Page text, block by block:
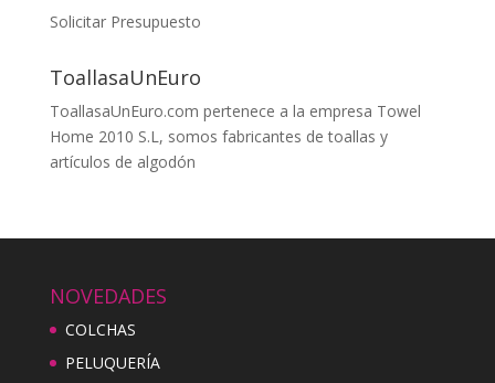
Solicitar Presupuesto
ToallasaUnEuro
ToallasaUnEuro.com pertenece a la empresa Towel
Home 2010 S.L, somos fabricantes de toallas y
artículos de algodón
NOVEDADES
COLCHAS
PELUQUERÍA